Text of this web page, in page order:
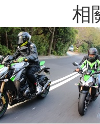
相